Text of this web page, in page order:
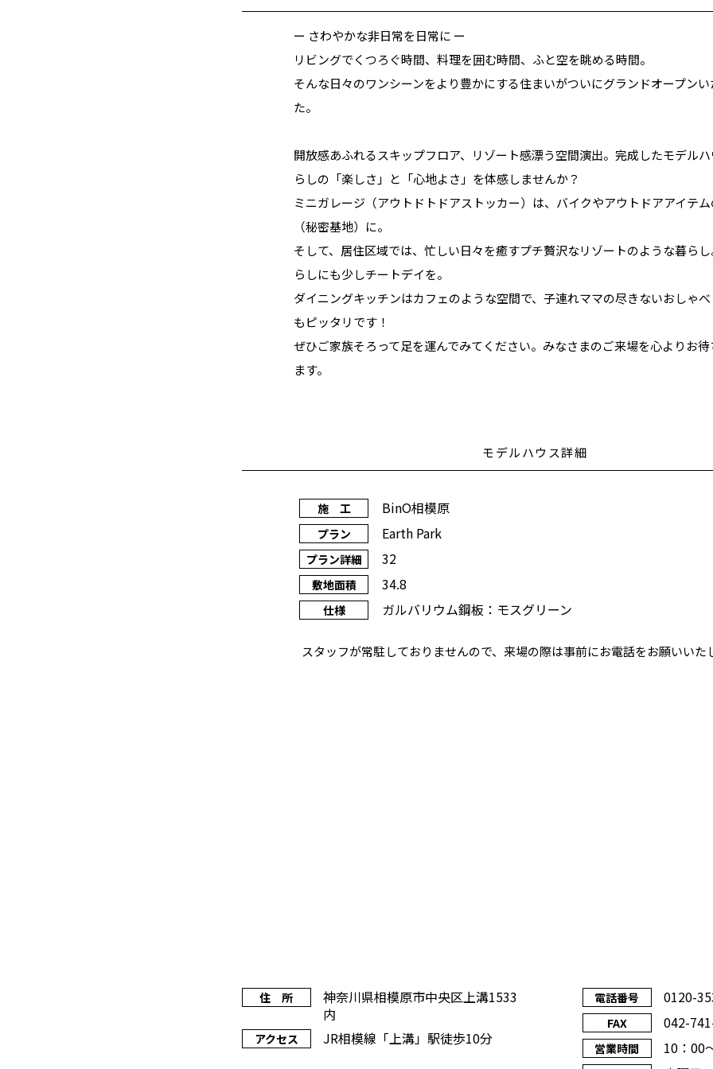
ー さわやかな非日常を日常に ー
リビングでくつろぐ時間、料理を囲む時間、ふと空を眺める時間。
そんな日々のワンシーンをより豊かにする住まいがついにグランドオープン
た。
開放感あふれるスキップフロア、リゾート感漂う空間演出。完成したモデル
らしの「楽しさ」と「心地よさ」を体感しませんか？
ミニガレージ（アウトドトドアストッカー）は、バイクやアウトドアアイテ
（秘密基地）に。
そして、居住区域では、忙しい日々を癒すプチ贅沢なリゾートのような暮ら
らしにも少しチートデイを。
ダイニングキッチンはカフェのような空間で、子連れママの尽きないおしゃ
もピッタリです！
ぜひご家族そろって足を運んでみてください。みなさまのご来場を心よりお
ます。
モデルハウス詳細
施 工 BinO相模原
プラン Earth Park
プラン詳細 32
敷地面積 34.8
仕様 ガルバリウム鋼板：モスグリーン
スタッフが常駐しておりませんので、来場の際は事前にお電話をお願いいた
住 所
神奈川県相模原市中央区上溝1533
内
アクセス JR相模線「上溝」駅徒歩10分
電話番号 0120-
FAX 042-
営業時間 10：00